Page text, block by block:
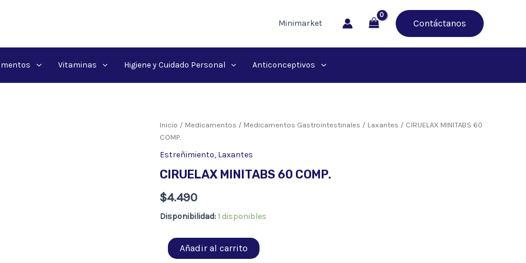
Minimarket Contáctanos
Vitaminas Higiene y Cuidado Personal Anticonceptivos
Inicio / Medicamentos / Medicamentos Gastrointestinales / Laxantes / CIRUELAX MINITABS 60
COMP.
Estreñimiento, Laxantes
CIRUELAX MINITABS 60 COMP.
$4.490
Disponibilidad:1 disponibles
CIRUELAX
MINITABS
Añadir al carrito